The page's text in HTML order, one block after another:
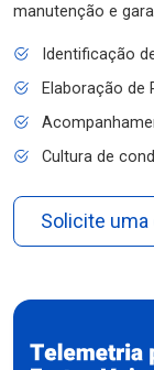
manutenção e
Identificação
Elaboração de
Cultura de
Solicite